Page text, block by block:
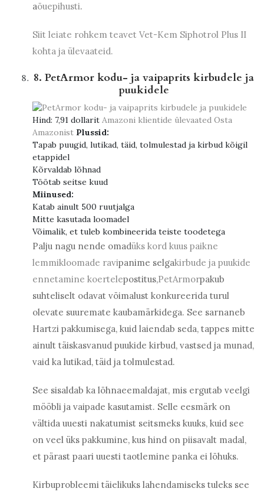
aõuepihusti.
Siit leiate rohkem teavet Vet-Kem Siphotrol Plus II
kohta ja ülevaateid.
8. PetArmor kodu- ja vaipaprits kirbudele ja
puukidele
Hind: 7,91 dollarit Amazoni klientide ülevaated Osta
Amazonist Plussid:
Tapab puugid, lutikad, täid, tolmulestad ja kirbud kõigil
etappidel
Kõrvaldab lõhnad
Töötab seitse kuud
Miinused:
Katab ainult 500 ruutjalga
Mitte kasutada loomadel
Võimalik, et tuleb kombineerida teiste toodetega
Palju nagu nende omadüks kord kuus paikne
lemmikloomade ravipanime selgakirbude ja puukide
ennetamine koertelepostitus,PetArmorpakub
suhteliselt odavat võimalust konkureerida turul
olevate suuremate kaubamärkidega. See sarnaneb
Hartzi pakkumisega, kuid laiendab seda, tappes mitte
ainult täiskasvanud puukide kirbud, vastsed ja munad,
vaid ka lutikad, täid ja tolmulestad.
See sisaldab ka lõhnaeemaldajat, mis ergutab veelgi
mööbli ja vaipade kasutamist. Selle eesmärk on
vältida uuesti nakatumist seitsmeks kuuks, kuid see
on veel üks pakkumine, kus hind on piisavalt madal,
et pärast paari uuesti taotlemine panka ei lõhuks.
Kirbuprobleemi täielikuks lahendamiseks tuleks see